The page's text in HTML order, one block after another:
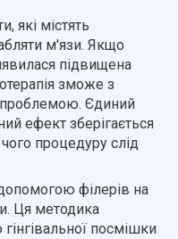
які містять
м'язи. Якщо
підвищена
зможе з
проблемою. Єдиний
ефект зберігається
процедуру слід
філерів на
Ця методика
посмішки